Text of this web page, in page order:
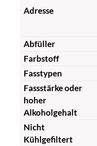
Adresse
Abfüller
Farbstoff
Fasstypen
Fassstärke oder
hoher
Alkoholgehalt
Nicht
Kühlgefiltert